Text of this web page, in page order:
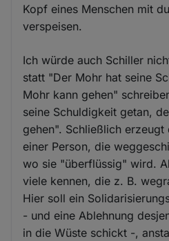
Kopf eines Menschen mit
verspeisen.
Ich würde auch Schiller
statt "Der Mohr hat seine
Mohr kann gehen"
seine Schuldigkeit getan,
gehen". Schließlich
einer Person, die
wo sie "überflüssig" wird.
viele kennen, die z. B.
Hier soll ein
- und eine Ablehnung
in die Wüste schickt -,